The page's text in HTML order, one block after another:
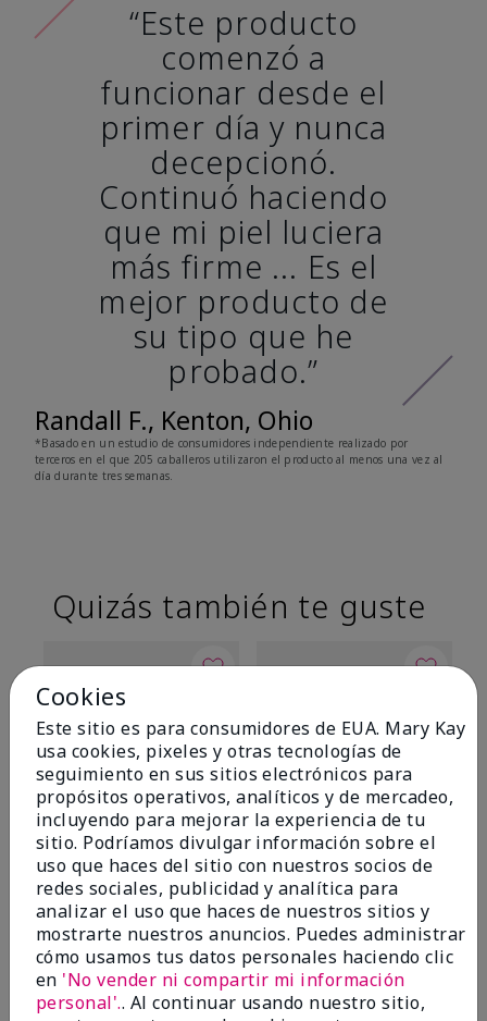
“Este producto
comenzó a
funcionar desde el
primer día y nunca
decepcionó.
Continuó haciendo
que mi piel luciera
más firme ... Es el
mejor producto de
su tipo que he
probado.”
Randall F., Kenton, Ohio
*Basado en un estudio de consumidores independiente realizado por
terceros en el que 205 caballeros utilizaron el producto al menos una vez al
día durante tres semanas.
Quizás también te guste
TimeWise® Matte 3D
Foundation
Light 1​ (subtonos rosados
fríos)
$28.00
TimeWise® Luminous 3D
Foundation
Light 1​ (subtonos rosados
fríos)
$28.00
Cookies
Este sitio es para consumidores de EUA. Mary Kay
usa cookies, pixeles y otras tecnologías de
seguimiento en sus sitios electrónicos para
propósitos operativos, analíticos y de mercadeo,
incluyendo para mejorar la experiencia de tu
sitio. Podríamos divulgar información sobre el
uso que haces del sitio con nuestros socios de
redes sociales, publicidad y analítica para
analizar el uso que haces de nuestros sitios y
mostrarte nuestros anuncios. Puedes administrar
cómo usamos tus datos personales haciendo clic
en 'No vender ni compartir mi información
personal'.. Al continuar usando nuestro sitio,